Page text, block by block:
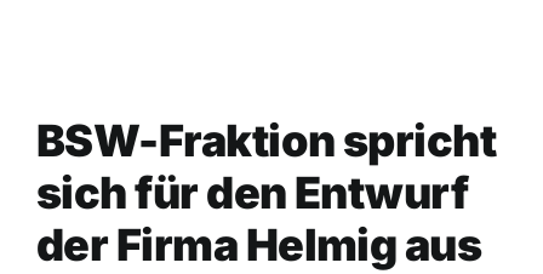
BSW-Fraktion spricht
sich für den Entwurf
der Firma Helmig aus